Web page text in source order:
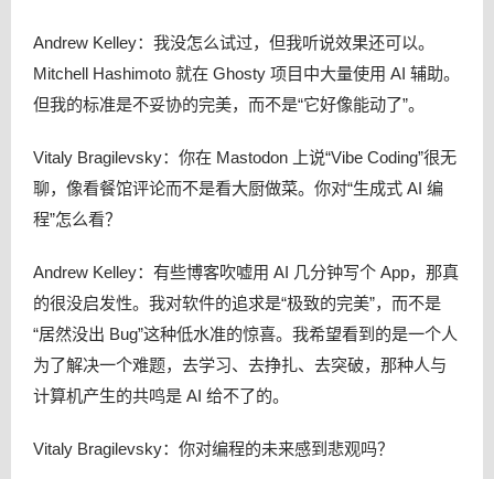
Andrew Kelley：我没怎么试过，但我听说效果还可以。
Mitchell Hashimoto 就在 Ghosty 项目中大量使用 AI 辅助。
但我的标准是不妥协的完美，而不是“它好像能动了”。
Vitaly Bragilevsky：你在 Mastodon 上说“Vibe Coding”很无
聊，像看餐馆评论而不是看大厨做菜。你对“生成式 AI 编
程”怎么看？
Andrew Kelley：有些博客吹嘘用 AI 几分钟写个 App，那真
的很没启发性。我对软件的追求是“极致的完美”，而不是
“居然没出 Bug”这种低水准的惊喜。我希望看到的是一个人
为了解决一个难题，去学习、去挣扎、去突破，那种人与
计算机产生的共鸣是 AI 给不了的。
Vitaly Bragilevsky：你对编程的未来感到悲观吗？